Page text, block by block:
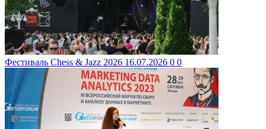
Фестиваль Chess & Jazz 2026 16.07.2026 0 0